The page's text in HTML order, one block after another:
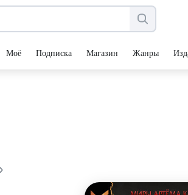
Моё Подписка Магазин Жанры